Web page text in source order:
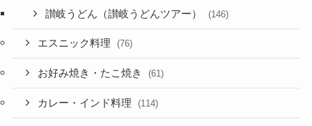
讃岐うどん（讃岐うどんツアー） (146)
エスニック料理 (76)
お好み焼き・たこ焼き (61)
カレー・インド料理 (114)